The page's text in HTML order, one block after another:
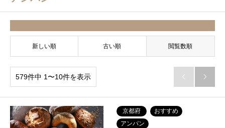
新しい順 古い順 閲覧数順
579件中 1〜10件を表示  
京都府
おすすめ
アンパン